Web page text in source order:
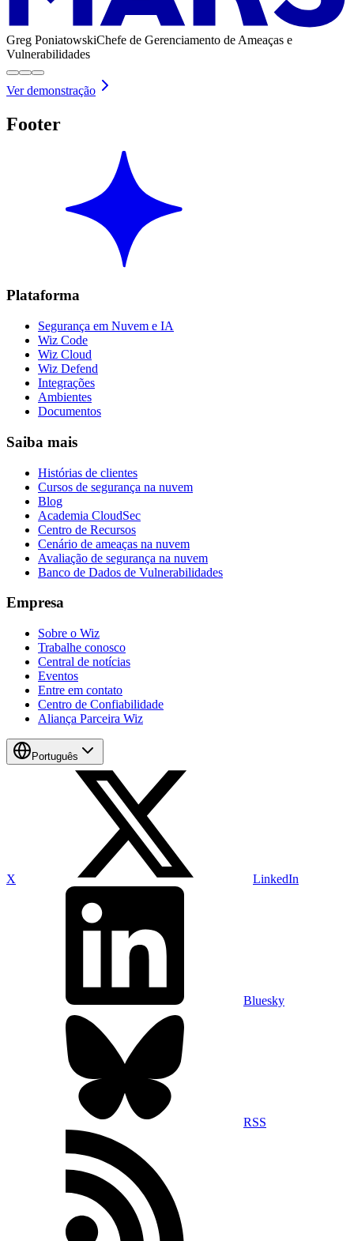
Greg PoniatowskiChefe de Gerenciamento de Ameaças e
Vulnerabilidades
Ver demonstração
Footer
Plataforma
Segurança em Nuvem e IA
Wiz Code
Wiz Cloud
Wiz Defend
Integrações
Ambientes
Documentos
Saiba mais
Histórias de clientes
Cursos de segurança na nuvem
Blog
Academia CloudSec
Centro de Recursos
Cenário de ameaças na nuvem
Avaliação de segurança na nuvem
Banco de Dados de Vulnerabilidades
Empresa
Sobre o Wiz
Trabalhe conosco
Central de notícias
Eventos
Entre em contato
Centro de Confiabilidade
Aliança Parceira Wiz
Português
X LinkedIn
Bluesky
RSS